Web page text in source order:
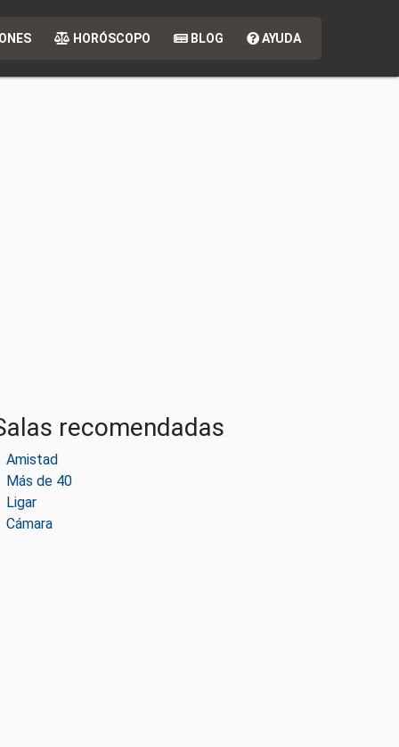
HORÓSCOPO BLOG AYUDA
recomendadas
Amistad
Más de 40
Ligar
Cámara